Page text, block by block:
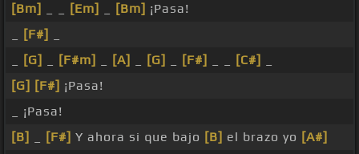
[Bm]
[Em] [Bm] ¡Pasa!
[F#]
[G] [F#m] [A] [G] [F#] [C#]
[G] [F#] ¡Pasa!
_ ¡Pasa!
[B]
[F#] Y ahora si que bajo [B] el brazo yo [A#]